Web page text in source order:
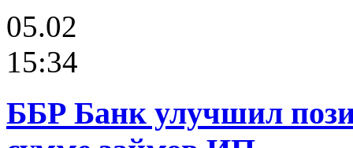
05.02
15:34
ББР Банк улучшил